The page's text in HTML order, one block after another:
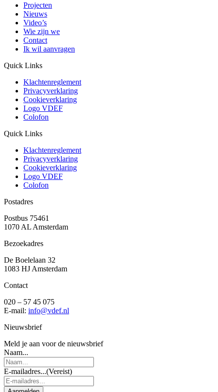
Projecten
Nieuws
Video’s
Wie zijn we
Contact
Ik wil aanvragen
Quick Links
Klachtenreglement
Privacyverklaring
Cookieverklaring
Logo VDEF
Colofon
Quick Links
Klachtenreglement
Privacyverklaring
Cookieverklaring
Logo VDEF
Colofon
Postadres
Postbus 75461
1070 AL Amsterdam
Bezoekadres
De Boelelaan 32
1083 HJ Amsterdam
Contact
020 – 57 45 075
E-mail: info@vdef.nl
Nieuwsbrief
Meld je aan voor de nieuwsbrief
Naam...
E-mailadres...(Vereist)